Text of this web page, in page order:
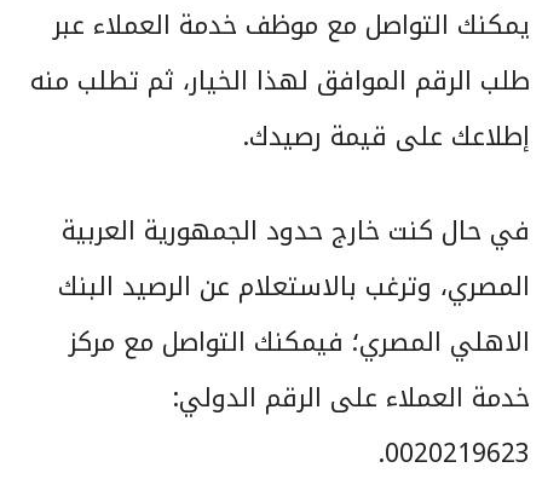
يمكنك التواصل مع موظف خدمة العملاء عبر
طلب الرقم الموافق لهذا الخيار، ثم تطلب منه
إطلاعك على قيمة رصيدك.
في حال كنت خارج حدود الجمهورية العربية
المصري، وترغب بالاستعلام عن الرصيد البنك
الاهلي المصري؛ فيمكنك التواصل مع مركز
خدمة العملاء على الرقم الدولي:
0020219623.